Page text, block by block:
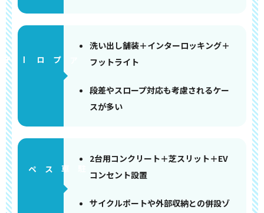
アプローチ
洗い出し舗装＋インターロッキング＋
フットライト
段差やスロープ対応も考慮されるケー
スが多い
2台用コンクリート＋芝スリット＋EV
コンセント設置
サイクルポートや外部収納との併設ゾ